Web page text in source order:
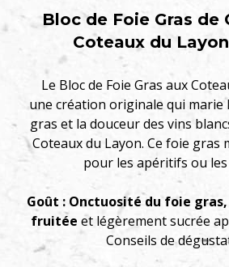
Bloc de Foie Gras de
Coteaux du
Le Bloc de Foie Gras aux
une création originale qui marie
gras et la douceur des vins
Coteaux du Layon. Ce foie gras
pour les apéritifs ou
Goût : Onctuosité du foie
fruitée et légèrement sucrée
Conseils de